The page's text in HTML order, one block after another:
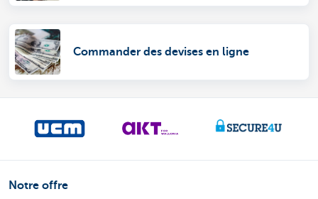
Commander des devises en ligne
Notre offre